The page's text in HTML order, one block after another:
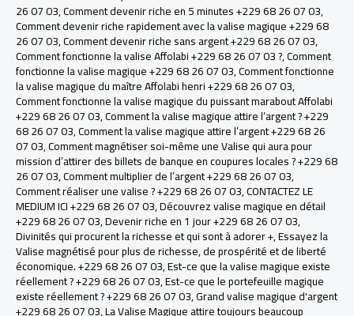
26 07 03,Comment devenir riche en 5 minutes +229 68 26 07 03,
Comment devenir riche rapidement avec la valise magique +229 68
26 07 03,Comment devenir riche sans argent +229 68 26 07 03,
Comment fonctionne la valise Affolabi +229 68 26 07 03 ?,Comment
fonctionne la valise magique +229 68 26 07 03,Comment fonctionne
la valise magique du maître Affolabi henri +229 68 26 07 03,
Comment fonctionne la valise magique du puissant marabout Affolabi
+229 68 26 07 03,Comment la valise magique attire l’argent ? +229
68 26 07 03,Comment la valise magique attire l’argent +229 68 26
07 03,Comment magnétiser soi-même une Valise qui aura pour
mission d’attirer des billets de banque en coupures locales ? +229 68
26 07 03,Comment multiplier de l’argent +229 68 26 07 03,
Comment réaliser une valise ? +229 68 26 07 03,CONTACTEZ LE
MEDIUM ICI +229 68 26 07 03,Découvrez valise magique en détail
+229 68 26 07 03,Devenir riche en 1 jour +229 68 26 07 03,
Divinités qui procurent la richesse et qui sont à adorer +,Essayez la
Valise magnétisé pour plus de richesse, de prospérité et de liberté
économique. +229 68 26 07 03,Est-ce que la valise magique existe
réellement ? +229 68 26 07 03,Est-ce que le portefeuille magique
existe réellement ? +229 68 26 07 03,Grand valise magique d'argent
+229 68 26 07 03,La Valise Magique attire toujours beaucoup